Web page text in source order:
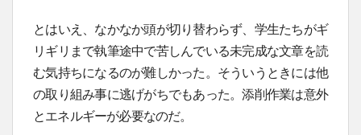
とはいえ、なかなか頭が切り替わらず、学生たちがギ
リギリまで執筆途中で苦しんでいる未完成な文章を読
む気持ちになるのが難しかった。そういうときには他
の取り組み事に逃げがちでもあった。添削作業は意外
とエネルギーが必要なのだ。